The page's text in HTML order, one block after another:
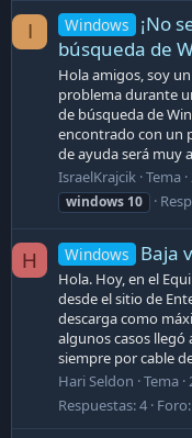
I Windows
¡No
búsqueda de
Hola amigos, soy
problema durante
de búsqueda de
encontrado con un
de ayuda será muy
IsraelKrajcik Tema
windows 10
H Windows Baja
Hola. Hoy, en el
desde el sitio de
descarga como
algunos casos llegó
siempre por cable
Hari Seldon Tema
Respuestas: 4 Foro: